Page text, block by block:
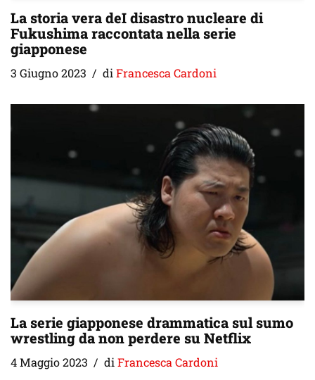
La storia vera deI disastro nucleare di
Fukushima raccontata nella serie
giapponese
3 Giugno 2023 diFrancesca Cardoni
La serie giapponese drammatica sul sumo
wrestling da non perdere su Netflix
4 Maggio 2023 di Francesca Cardoni